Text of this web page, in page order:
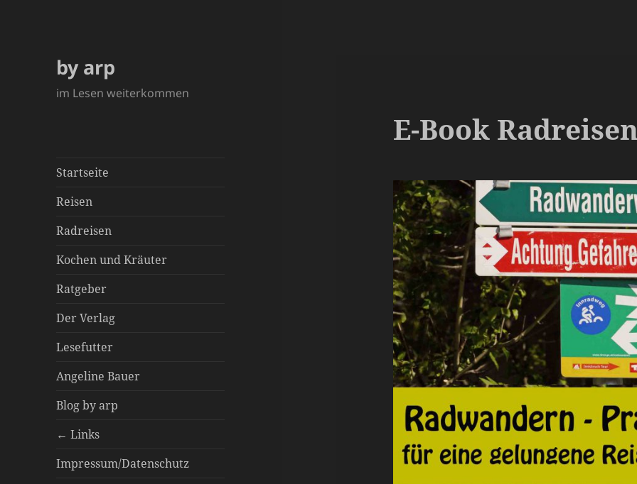
by arp
im Lesen weiterkommen
Startseite
Reisen
Radreisen
Kochen und Kräuter
Ratgeber
Der Verlag
Lesefutter
Angeline Bauer
Blog by arp
← Links
Impressum/Datenschutz
E-Book